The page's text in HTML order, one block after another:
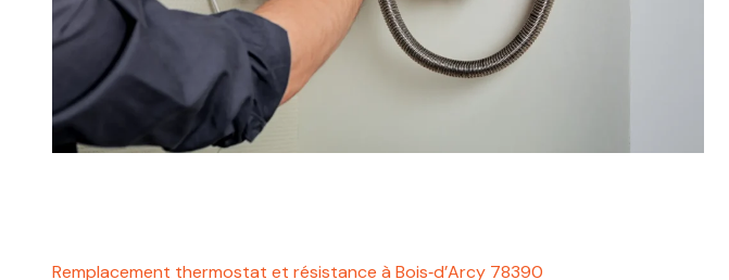
Remplacement thermostat et résistance à Bois‑d’Arcy 78390